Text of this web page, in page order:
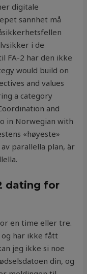
digitale
sannhet må
i de
FA-2 har den ikke
would build on
and values
a category
and
in Norwegian with
«høyeste»
parallella plan, är
dating for
en time eller tre.
og har ikke fått
jeg ikke si noe
din, og